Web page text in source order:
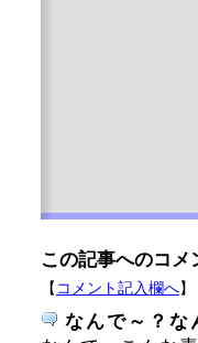
この記事へのコメ
【 コメント記入欄へ】
なんで～？な